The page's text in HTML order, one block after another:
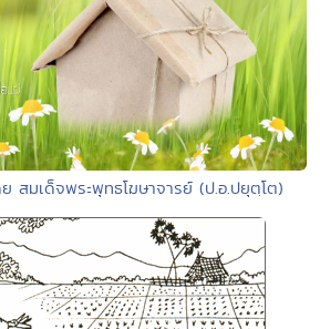
สมเด็จพระพุทธโฆษาจารย์ (ป.อ.ปยุตฺโต)